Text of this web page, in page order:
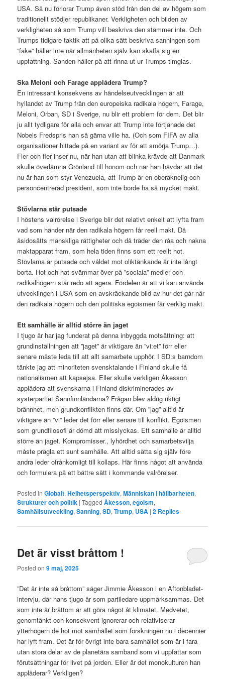
USA. Så nu förlorar Trump även stöd från den del av högern som
traditionellt stödjer republikaner. Verkligheten och bilden av
verkligheten så som Trump vill beskriva den stämmer inte. Och
Trumps tidigare taktik att på olika sätt beskriva sanningen som
”fake” håller inte när allmänheten själv kan skaffa sig en
uppfattning. Sanden håller på att rinna ut ur Trumps timglas.
Ska Meloni och Farage applådera Trump?
En intressant konsekvens av händelseutvecklingen är att
hyllandet av Trump från den europeiska radikala högern, Farage,
Meloni, Orban, SD i Sverige, nu blir ett problem för dem. Det blir
ju allt tydligare för alla och envar att Trump inte förtjänade det
Nobels Fredspris han så gärna ville ha. (Och som FIFA av alla
organisationer hittade på en variant av för att smörja Trump…).
Fler och fler inser nu, när han utan att blinka krävde att Danmark
skulle överlämna Grönland till honom och när han hävdar att det
nu är han som styr Venezuela, att Trump är en oberäknelig och
personcentrerad president, som inte borde ha så mycket makt.
Stövlarna står putsade
I höstens valrörelse i Sverige blir det relativt enkelt att lyfta fram
vad som händer när den radikala högern får reell makt. Då
åsidosätts mänskliga rättigheter och då träder den råa och nakna
maktapparat fram, som hela tiden finns som ett reellt hot.
Stövlarna är putsade och våldet mot oliktänkande är inte långt
borta. Hot och hat svämmar över på ”sociala” medier och
radikalhögern står redo att agera. Fördelen är att vi kan använda
utvecklingen i USA som en avskräckande bild av hur det går när
den radikala högern och den politiska egoismen får verklig makt.
Ett samhälle är alltid större än jaget
I tjugo år har jag funderat på denna inbyggda motsättning: att
grundinställningen att ”jaget” är viktigare än ”vi:et” förr eller
senare måste leda till att allt samarbete upphör. I SD:s barndom
tänkte jag att minoriteten svensktalande i Finland skulle få
nationalismen att kapsejsa. Eller skulle verkligen Åkesson
applådera att svenskarna i Finland diskriminerades av
systerpartiet Sannfinnländarna? Frågan blev aldrig riktigt
brännhet, men grundkonflikten finns där. Om ”jag” alltid är
viktigare än ”vi” leder det förr eller senare till konflikt. Egoismen
som grundfilosofi är dömd att misslyckas. Ett samhälle är alltid
större än jaget. Kompromisser., lyhördhet och samarbetsvilja
måste prägla ett sunt samhälle. Att alltid sätta sig själv före
andra leder ofrånkomligt till kollaps. Här finns något att använda
och formulera på ett bättre sätt i kommande valrörelser.
Posted in Globalt,Helhetsperspektiv,Människan i hållbarheten,
Strukturer och politik |Tagged Åkesson,egoism,
Samhällsutveckling,Sanning,SD,Trump, USA |2 Replies
Det är visst bråttom !
Posted on9 maj, 2025
”Det är inte så bråttom” säger Jimmie Åkesson i en Aftonbladet-
intervju, där hans tjugo år som partiledare uppmärksammas. Det
som inte är bråttom är att göra något åt klimatet. Medvetet,
genomtänkt och konsekvent ignorerar och relativiserar
ytterhögern de hot mot samhället som forskningen nu i decennier
har lyft fram. Det är för övrigt inte bara samhället som är i fara
utan stora delar av de planetära samband som vi uppfattar som
förutsättningar för livet på jorden. Eller är det monokulturen han
applåderar? Verkligen?